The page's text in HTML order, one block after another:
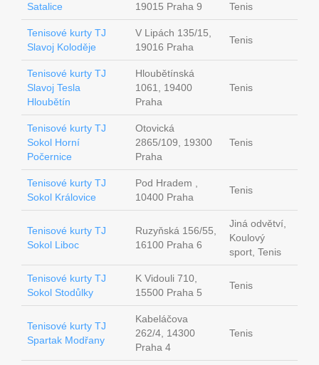
Satalice
19015 Praha 9
Tenis
Tenisové kurty TJ
Slavoj Koloděje
V Lipách 135/15,
19016 Praha
Tenis
Tenisové kurty TJ
Slavoj Tesla
Hloubětín
Hloubětínská
1061, 19400
Praha
Tenis
Tenisové kurty TJ
Sokol Horní
Počernice
Otovická
2865/109, 19300
Praha
Tenis
Tenisové kurty TJ
Sokol Královice
Pod Hradem ,
10400 Praha
Tenis
Tenisové kurty TJ
Sokol Liboc
Ruzyňská 156/55,
16100 Praha 6
Jiná odvětví,
Koulový
sport, Tenis
Tenisové kurty TJ
Sokol Stodůlky
K Vidouli 710,
15500 Praha 5
Tenis
Tenisové kurty TJ
Spartak Modřany
Kabeláčova
262/4, 14300
Praha 4
Tenis